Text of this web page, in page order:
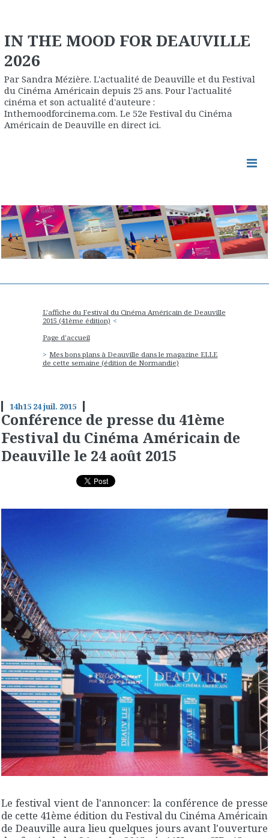
IN THE MOOD FOR DEAUVILLE
2026
Par Sandra Mézière. L'actualité de Deauville et du Festival
du Cinéma Américain depuis 25 ans. Pour l'actualité
cinéma et son actualité d'auteure :
Inthemoodforcinema.com. Le 52e Festival du Cinéma
Américain de Deauville en direct ici.
L'affiche du Festival du Cinéma Américain de Deauville
2015 (41ème édition)
Page d'accueil
Mes bons plans à Deauville dans le magazine ELLE
de cette semaine (édition de Normandie)
14h15 24juil. 2015
Conférence de presse du 41ème
Festival du Cinéma Américain de
Deauville le 24 août 2015
Le festival vient de l'annoncer: la conférence de presse
de cette 41ème édition du Festival du Cinéma Américain
de Deauville aura lieu quelques jours avant l'ouverture